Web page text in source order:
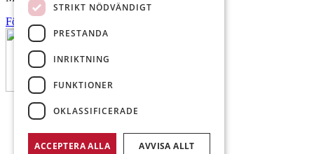
Följ oss på Facebook
STRIKT NÖDVÄNDIGT
PRESTANDA
INRIKTNING
FUNKTIONER
OKLASSIFICERADE
ACCEPTERA ALLA AVVISA ALLT